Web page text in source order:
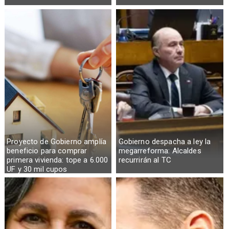
Proyecto de Gobierno amplía
beneficio para comprar
primera vivienda: tope a 6.000
UF y 30 mil cupos
Gobierno despacha a ley la
megarreforma: Alcaldes
recurrirán al TC